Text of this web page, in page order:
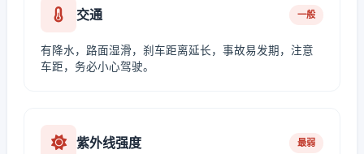
交通 一般
有降水，路面湿滑，刹车距离延长，事故易发期，注意
车距，务必小心驾驶。
紫外线强度 最弱